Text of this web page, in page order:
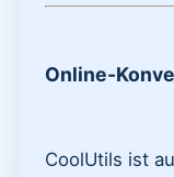
Online-
CoolUtils ist